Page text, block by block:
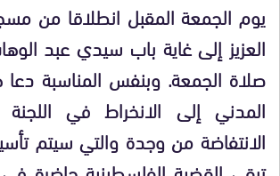
يوم الجمعة المقبل انطلاقا من
العزيز إلى غاية باب سيدي عبد
صلاة الجمعة. وبنفس المناسبة دعا
المدني إلى الانخراط في
الانتفاضة من وجدة والتي سيتم